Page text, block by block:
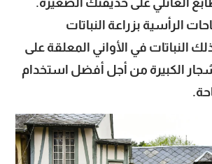
الرأسية بزراعة النباتات
النباتات في الأواني المعلقة على
الكبيرة من أجل أفضل استخدام